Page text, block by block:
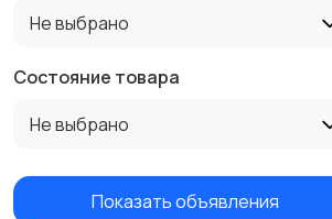
Не выбрано
Состояние товара
Не выбрано
Показать объявления